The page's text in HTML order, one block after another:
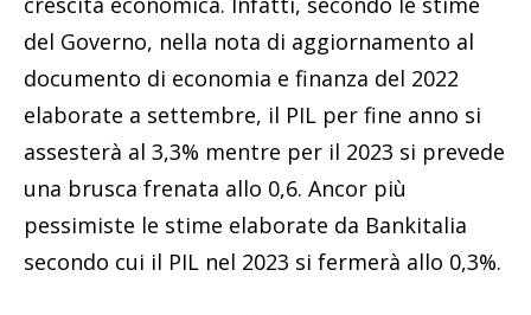
del Governo, nella nota di aggiornamento al
documento di economia e finanza del 2022
elaborate a settembre, il PIL per fine anno si
assesterà al 3,3% mentre per il 2023 si prevede
una brusca frenata allo 0,6. Ancor più
pessimiste le stime elaborate da Bankitalia
secondo cui il PIL nel 2023 si fermerà allo 0,3%.